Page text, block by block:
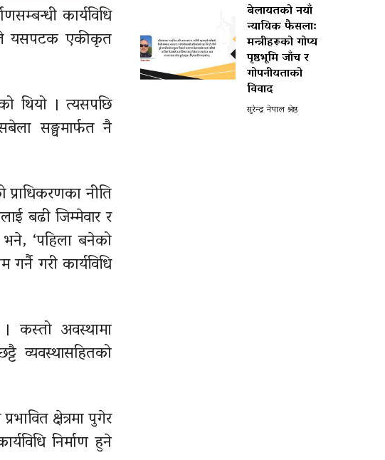
कार्यविधि
यसपटक एकीकृत
थियो । त्यसपछि
सङ्घमार्फत नै
नीति
बढी जिम्मेवार र
‘पहिला बनेको
गरी कार्यविधि
कस्तो अवस्थामा
व्यवस्थासहितको
क्षेत्रमा पुगेर
निर्माण हुने
बेलायतको नयाँ
न्यायिक फैसला:
मन्त्रीहरूको गोप्य
पृष्ठभूमि जाँच र
गोपनीयताको
विवाद
सुरेन्द्र नेपाल श्रेष्ठ